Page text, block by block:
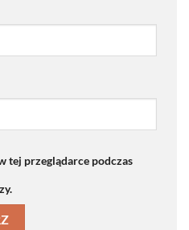
tej przeglądarce podczas